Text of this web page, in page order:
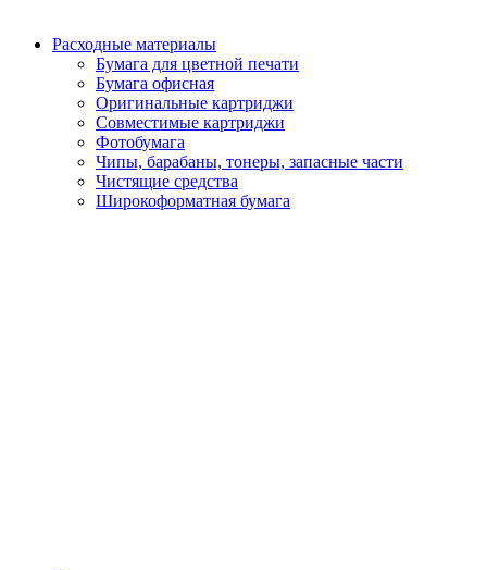
Расходные материалы
Бумага для цветной печати
Бумага офисная
Оригинальные картриджи
Совместимые картриджи
Фотобумага
Чипы, барабаны, тонеры, запасные части
Чистящие средства
Широкоформатная бумага